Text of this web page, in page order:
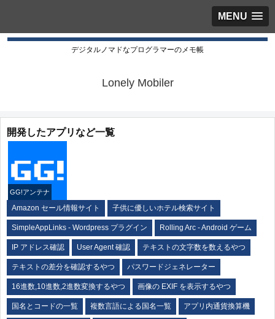
MENU
デジタルノマドなプログラマーのメモ帳
Lonely Mobiler
開発したアプリなど一覧
GG!アンテナ
Amazon セール情報サイト 子供に優しいホテル検索サイト
SimpleAppLinks - Wordpress プラグイン Rolling Arc - Android ゲーム
IP アドレス確認 User Agent 確認 テキストの文字数を数えるやつ
テキストの差分を確認するやつ パスワードジェネレーター
16進数,10進数,2進数変換するやつ 画像の EXIF を表示するやつ
国名とコードの一覧 複数言語による国名一覧 アプリ内通貨換算機